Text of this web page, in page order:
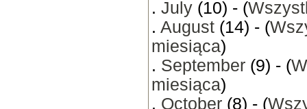
. July (10) - (
. August (14) - (
miesiąca)
. September (9) - (
miesiąca)
. October (8) - (